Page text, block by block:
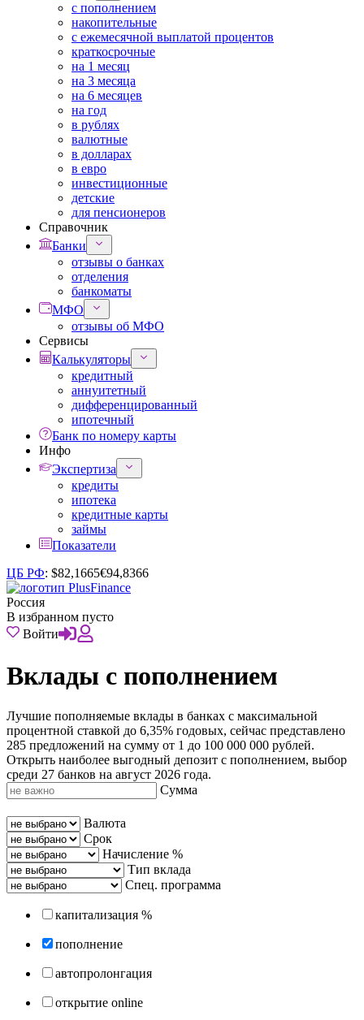
с пополнением
накопительные
с ежемесячной выплатой процентов
краткосрочные
на 1 месяц
на 3 месяца
на 6 месяцев
на год
в рублях
валютные
в долларах
в евро
инвестиционные
детские
для пенсионеров
Справочник
Банки
отзывы о банках
отделения
банкоматы
МФО
отзывы об МФО
Сервисы
Калькуляторы
кредитный
аннуитетный
дифференцированный
ипотечный
Банк по номеру карты
Инфо
Экспертиза
кредиты
ипотека
кредитные карты
займы
Показатели
ЦБ РФ: $82,1665€94,8366
Россия
В избранном пусто
Войти
Вклады с пополнением
Лучшие пополняемые вклады в банках с максимальной
процентной ставкой до 6,35% годовых, сейчас представлено
285 предложений на сумму от 1 до 100 000 000 рублей.
Открыть наиболее выгодный депозит с пополнением, выбор
среди 27 банков на август 2026 года.
Сумма
Валюта
Срок
Начисление %
Тип вклада
Спец. программа
капитализация %
пополнение
автопролонгация
открытие online